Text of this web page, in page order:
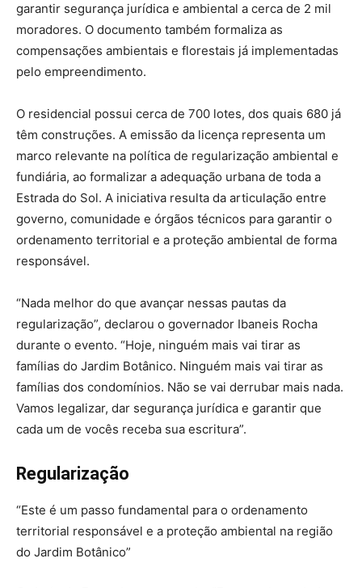
garantir segurança jurídica e ambiental a cerca de 2 mil
moradores. O documento também formaliza as
compensações ambientais e florestais já implementadas
pelo empreendimento.
O residencial possui cerca de 700 lotes, dos quais 680 já
têm construções. A emissão da licença representa um
marco relevante na política de regularização ambiental e
fundiária, ao formalizar a adequação urbana de toda a
Estrada do Sol. A iniciativa resulta da articulação entre
governo, comunidade e órgãos técnicos para garantir o
ordenamento territorial e a proteção ambiental de forma
responsável.
“Nada melhor do que avançar nessas pautas da
regularização”, declarou o governador Ibaneis Rocha
durante o evento. “Hoje, ninguém mais vai tirar as
famílias do Jardim Botânico. Ninguém mais vai tirar as
famílias dos condomínios. Não se vai derrubar mais nada.
Vamos legalizar, dar segurança jurídica e garantir que
cada um de vocês receba sua escritura”.
Regularização
“Este é um passo fundamental para o ordenamento
territorial responsável e a proteção ambiental na região
do Jardim Botânico”